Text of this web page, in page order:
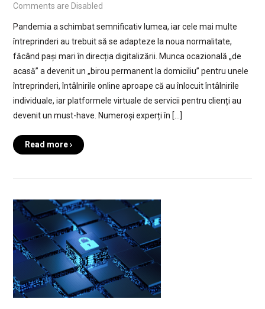
Comments are Disabled
Pandemia a schimbat semnificativ lumea, iar cele mai multe
întreprinderi au trebuit să se adapteze la noua normalitate,
făcând pași mari în direcția digitalizării. Munca ocazională „de
acasă” a devenit un „birou permanent la domiciliu” pentru unele
întreprinderi, întâlnirile online aproape că au înlocuit întâlnirile
individuale, iar platformele virtuale de servicii pentru clienți au
devenit un must-have. Numeroși experți în […]
Read more ›